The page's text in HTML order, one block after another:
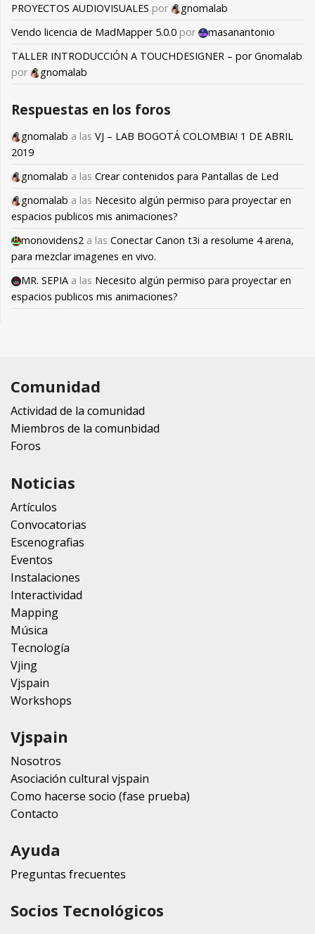
PROYECTOS AUDIOVISUALES por
gnomalab
Vendo licencia de MadMapper 5.0.0 por
masanantonio
TALLER INTRODUCCIÓN A TOUCHDESIGNER – por Gnomalab
por
gnomalab
Respuestas en los foros
gnomalab a las VJ – LAB BOGOTÁ COLOMBIA! 1 DE ABRIL
2019
gnomalab a las Crear contenidos para Pantallas de Led
gnomalab a las Necesito algún permiso para proyectar en
espacios publicos mis animaciones?
monovidens2 a las Conectar Canon t3i a resolume 4 arena,
para mezclar imagenes en vivo.
MR. SEPIA a las Necesito algún permiso para proyectar en
espacios publicos mis animaciones?
Comunidad
Actividad de la comunidad
Miembros de la comunbidad
Foros
Noticias
Artículos
Convocatorias
Escenografias
Eventos
Instalaciones
Interactividad
Mapping
Música
Tecnología
Vjing
Vjspain
Workshops
Vjspain
Nosotros
Asociación cultural vjspain
Como hacerse socio (fase prueba)
Contacto
Ayuda
Preguntas frecuentes
Socios Tecnológicos